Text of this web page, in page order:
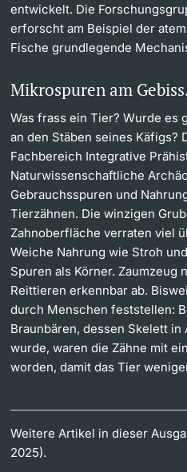
entwickelt. Die
erforscht am Beispiel der
Fische grundlegende
Mikrospuren am
Was frass ein Tier? Wurde es
an den Stäben seines Käfigs?
Fachbereich Integrative
Naturwissenschaftliche
Gebrauchsspuren und
Tierzähnen. Die winzigen
Zahnoberfläche verraten viel
Weiche Nahrung wie Stroh
Spuren als Körner. Zaumzeug
Reittieren erkennbar ab.
durch Menschen feststellen:
Braunbären, dessen Skelett
wurde, waren die Zähne mit
worden, damit das Tier
Weitere Artikel in dieser
2025).